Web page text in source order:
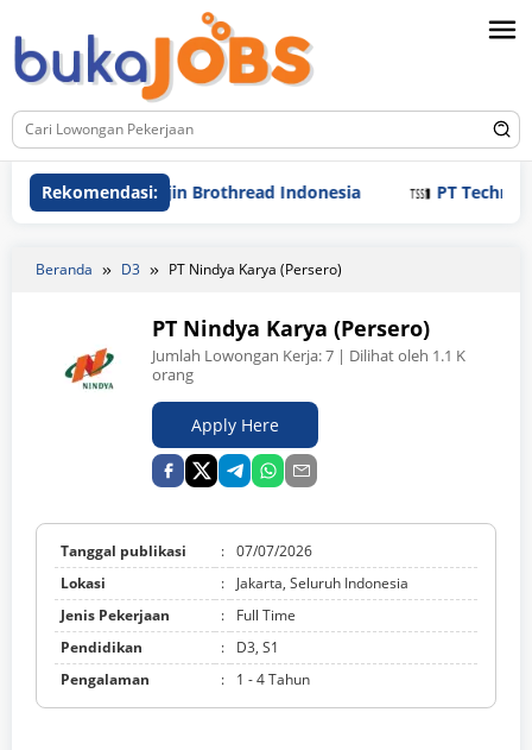
ke
konten
Rekomendasi:
PT Samjin Brothread Indonesia PT Techno Indonesia
Beranda D3 PT Nindya Karya (Persero)
PT Nindya Karya (Persero)
Jumlah Lowongan Kerja:7 | Dilihat oleh 1.1 K
orang
Apply Here
Tanggal publikasi : 07/07/2026
Lokasi
:
Jakarta, Seluruh Indonesia
Jenis Pekerjaan
:
Full Time
Pendidikan
:
D3, S1
Pengalaman
: 1 - 4 Tahun